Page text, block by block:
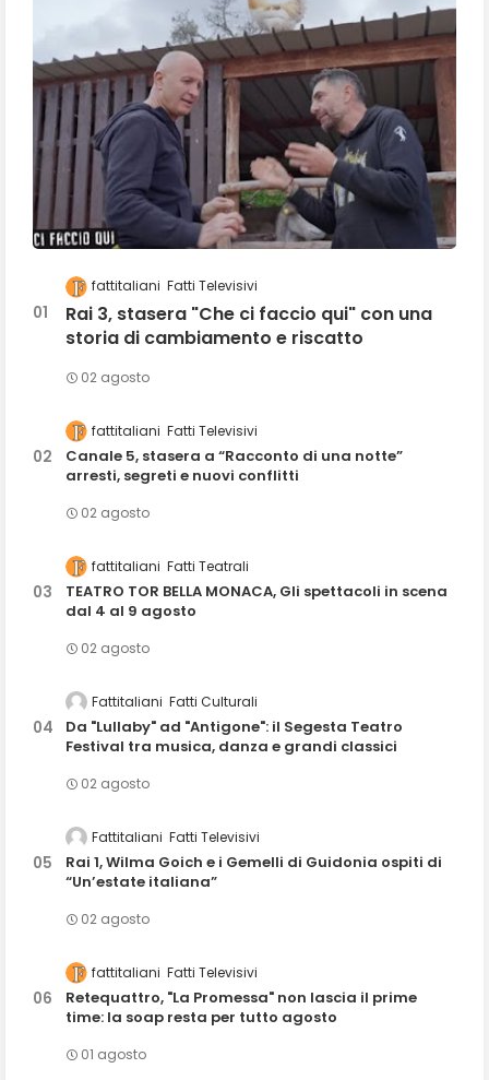
fattitaliani Fatti Televisivi
Rai 3, stasera "Che ci faccio qui" con una
storia di cambiamento e riscatto
02 agosto
fattitaliani Fatti Televisivi
Canale 5, stasera a “Racconto di una notte”
arresti, segreti e nuovi conflitti
02 agosto
fattitaliani Fatti Teatrali
TEATRO TOR BELLA MONACA, Gli spettacoli in scena
dal 4 al 9 agosto
02 agosto
Fattitaliani Fatti Culturali
Da "Lullaby" ad "Antigone": il Segesta Teatro
Festival tra musica, danza e grandi classici
02 agosto
Fattitaliani Fatti Televisivi
Rai 1, Wilma Goich e i Gemelli di Guidonia ospiti di
“Un’estate italiana”
02 agosto
fattitaliani Fatti Televisivi
Retequattro, "La Promessa" non lascia il prime
time: la soap resta per tutto agosto
01 agosto